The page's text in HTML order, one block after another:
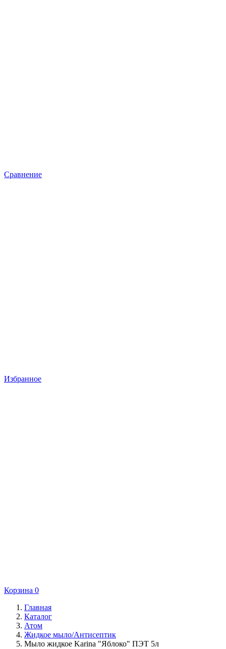
Сравнение
Избранное
Корзина 0
Главная
Каталог
Атом
Жидкое мыло/Антисептик
Мыло жидкое Karina "Яблоко" ПЭТ 5л